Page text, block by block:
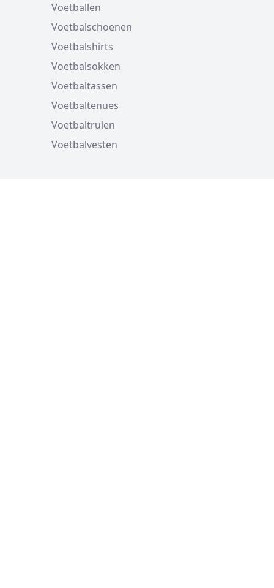
Voetballen
Voetbalschoenen
Voetbalshirts
Voetbalsokken
Voetbaltassen
Voetbaltenues
Voetbaltruien
Voetbalvesten